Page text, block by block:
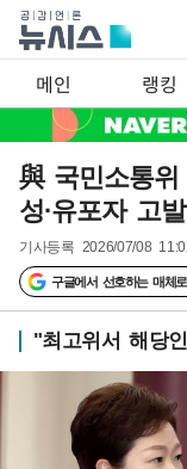
메인 랭킹
與 국민소통
성·유포자 고
기사등록 2026/07/08
구글에서 선호하는 매체
"최고위서 해당